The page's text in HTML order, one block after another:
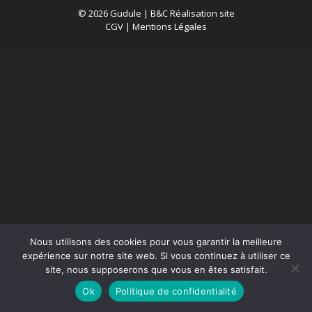
© 2026 Gudule | B&C Réalisation site
CGV | Mentions Légales
Nous utilisons des cookies pour vous garantir la meilleure
expérience sur notre site web. Si vous continuez à utiliser ce
site, nous supposerons que vous en êtes satisfait.
Ok
Politique de confidentialité